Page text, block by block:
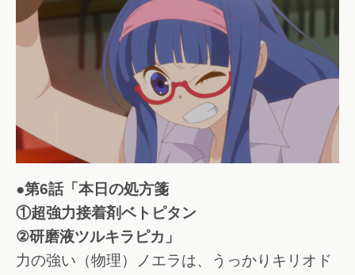
●第6話「本日の処方箋
①超強力接着剤ベトピタン
②研磨液ツルキラピカ」
力の強い（物理）ノエラは、うっかりキリオド